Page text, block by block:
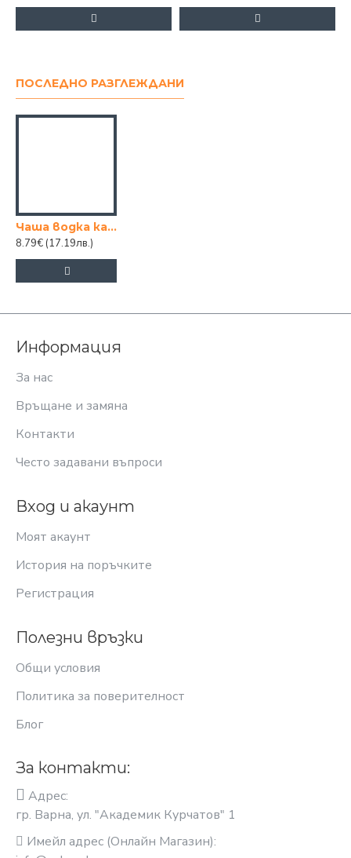
ПОСЛЕДНО РАЗГЛЕЖДАНИ
Чаша водка каре 205мл 6ца
8.79€ (17.19лв.)
Информация
За нас
Връщане и замяна
Контакти
Често задавани въпроси
Вход и акаунт
Моят акаунт
История на поръчките
Регистрация
Полезни връзки
Общи условия
Политика за поверителност
Блог
За контакти:
Адрес:
гр. Варна, ул. "Академик Курчатов" 1
Имейл адрес (Онлайн Магазин):